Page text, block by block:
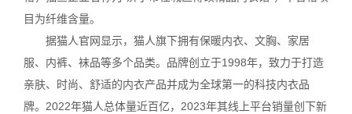
目为纤维含量。
据猫人官网显示，猫人旗下拥有保暖内衣、文胸、家居
服、内裤、袜品等多个品类。品牌创立于1998年，致力于打造
亲肤、时尚、舒适的内衣产品并成为全球第一的科技内衣品
牌。2022年猫人总体量近百亿，2023年其线上平台销量创下新